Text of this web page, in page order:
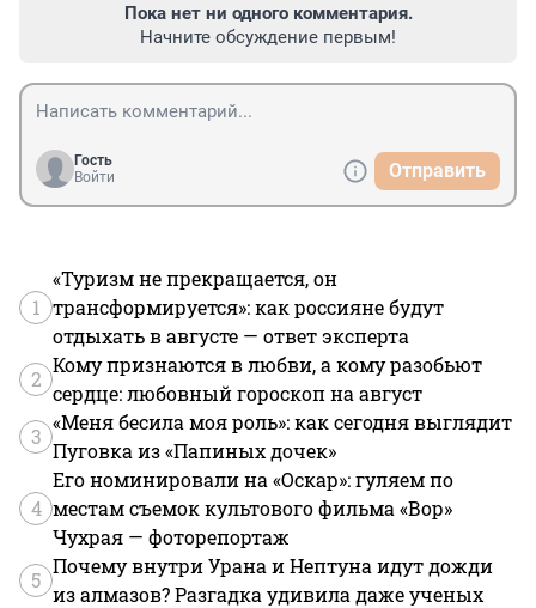
Пока нет ни одного комментария.
Начните обсуждение первым!
Гость
Войти
Отправить
1
«Туризм не прекращается, он
трансформируется»: как россияне будут
отдыхать в августе — ответ эксперта
2
Кому признаются в любви, а кому разобьют
сердце: любовный гороскоп на август
3
«Меня бесила моя роль»: как сегодня выглядит
Пуговка из «Папиных дочек»
4
Его номинировали на «Оскар»: гуляем по
местам съемок культового фильма «Вор»
Чухрая — фоторепортаж
5
Почему внутри Урана и Нептуна идут дожди
из алмазов? Разгадка удивила даже ученых